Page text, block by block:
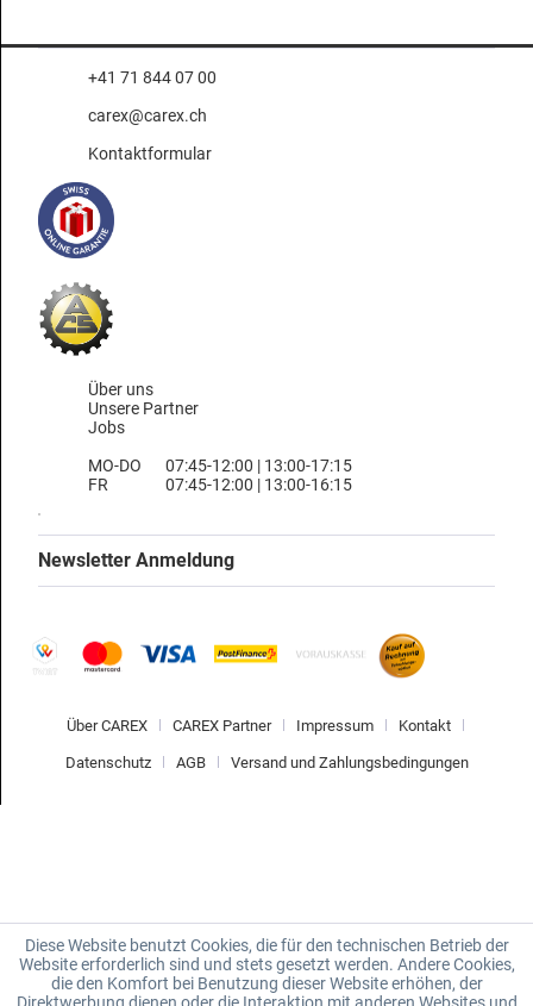
+41 71 844 07 00
carex@carex.ch
Kontaktformular
Über uns
Unsere Partner
Jobs
MO-DO
FR
07:45-12:00 | 13:00-17:15
07:45-12:00 | 13:00-16:15
Newsletter Anmeldung
Über CAREX CAREX Partner Impressum Kontakt
Datenschutz AGB Versand und Zahlungsbedingungen
Diese Website benutzt Cookies, die für den technischen Betrieb der
Website erforderlich sind und stets gesetzt werden. Andere Cookies,
die den Komfort bei Benutzung dieser Website erhöhen, der